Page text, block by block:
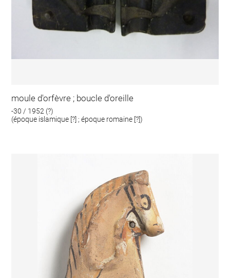
moule d'orfèvre ; boucle d'oreille
-30 / 1952 (?)
(époque islamique [?] ; époque romaine [?])